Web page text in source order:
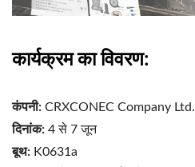
कार्यक्रम का विवरण:
कंपनी: CRXCONEC Company Ltd.
दिनांक: 4 से 7 जून
बूथ: K0631a